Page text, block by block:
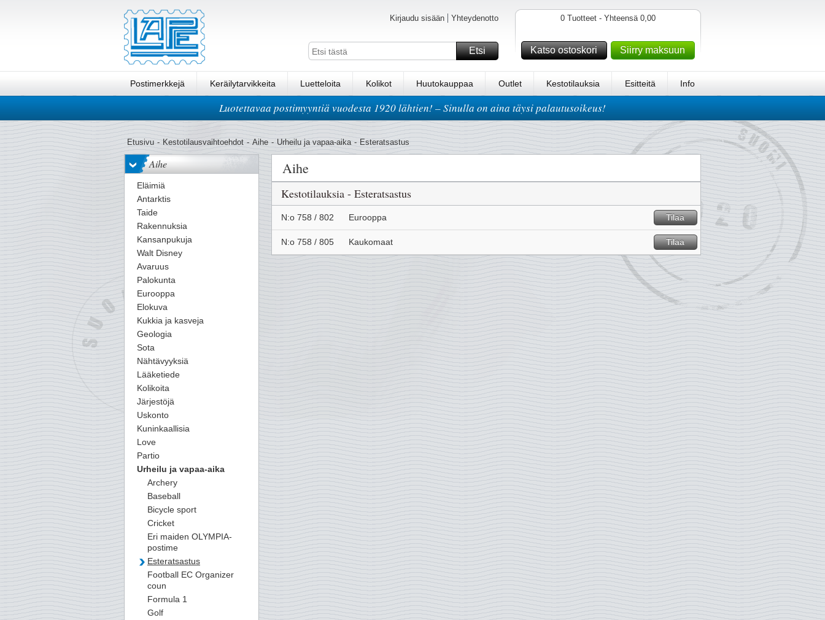
Kirjaudu sisään Yhteydenotto
Etsi
0 Tuotteet - Yhteensä 0,00
Katso ostoskori Siirry maksuun
Postimerkkejä Keräilytarvikkeita Luetteloita Kolikot Huutokauppaa Outlet Kestotilauksia Esitteitä Info
Luotettavaa postimyyntiä vuodesta 1920 lähtien! – Sinulla on aina täysi palautusoikeus!
Etusivu - Kestotilausvaihtoehdot - Aihe - Urheilu ja vapaa-aika - Esteratsastus
Aihe
Eläimiä
Antarktis
Taide
Rakennuksia
Kansanpukuja
Walt Disney
Avaruus
Palokunta
Eurooppa
Elokuva
Kukkia ja kasveja
Geologia
Sota
Nähtävyyksiä
Lääketiede
Kolikoita
Järjestöjä
Uskonto
Kuninkaallisia
Love
Partio
Urheilu ja vapaa-aika
Archery
Baseball
Bicycle sport
Cricket
Eri maiden OLYMPIA-
postime
Esteratsastus
Football EC Organizer
coun
Formula 1
Golf
Aihe
Kestotilauksia - Esteratsastus
N:o 758 / 802 Eurooppa Tilaa
N:o 758 / 805 Kaukomaat Tilaa